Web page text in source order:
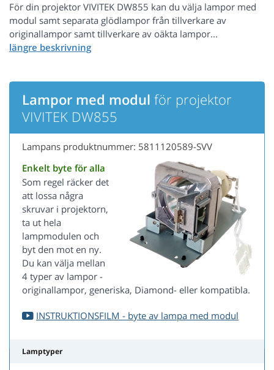
För din projektor VIVITEK DW855 kan du välja lampor med
modul samt separata glödlampor från tillverkare av
originallampor samt tillverkare av oäkta lampor...
Lampor med modul för projektor
VIVITEK DW855
Lampans produktnummer: 5811120589-SVV
Enkelt byte för alla
Som regel räcker det
att lossa några
skruvar i projektorn,
ta ut hela
lampmodulen och
byt den mot en ny.
Du kan välja mellan
4 typer av lampor -
originallampor, generiska, Diamond- eller kompatibla.
INSTRUKTIONSFILM - byte av lampa med modul
Lamptyper